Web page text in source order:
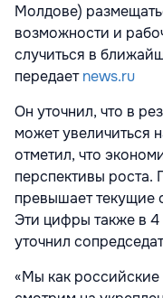
Молдове)
возможности и
случиться в
передаетnews.ru
Он уточнил, что в
может увеличиться
отметил, что
перспективы роста.
превышает текущие
Эти цифры также в
уточнил
«Мы как